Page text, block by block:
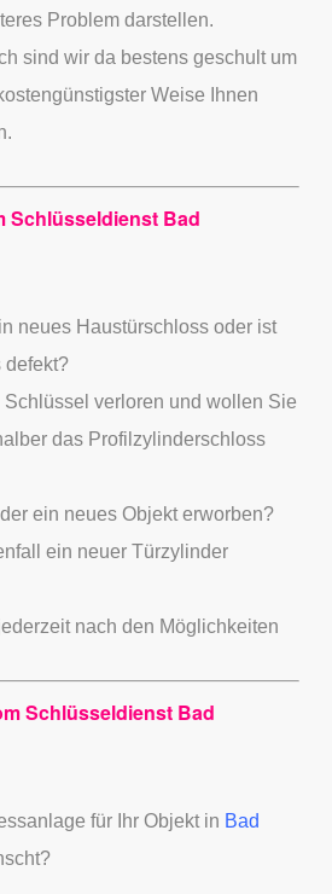
Problem darstellen.
sind wir da bestens geschult um
Weise Ihnen
Schlüsseldienst Bad
neues Haustürschloss oder ist
defekt?
Schlüssel verloren und wollen Sie
das Profilzylinderschloss
ein neues Objekt erworben?
ein neuer Türzylinder
nach den Möglichkeiten
Schlüsseldienst Bad
für Ihr Objekt in Bad